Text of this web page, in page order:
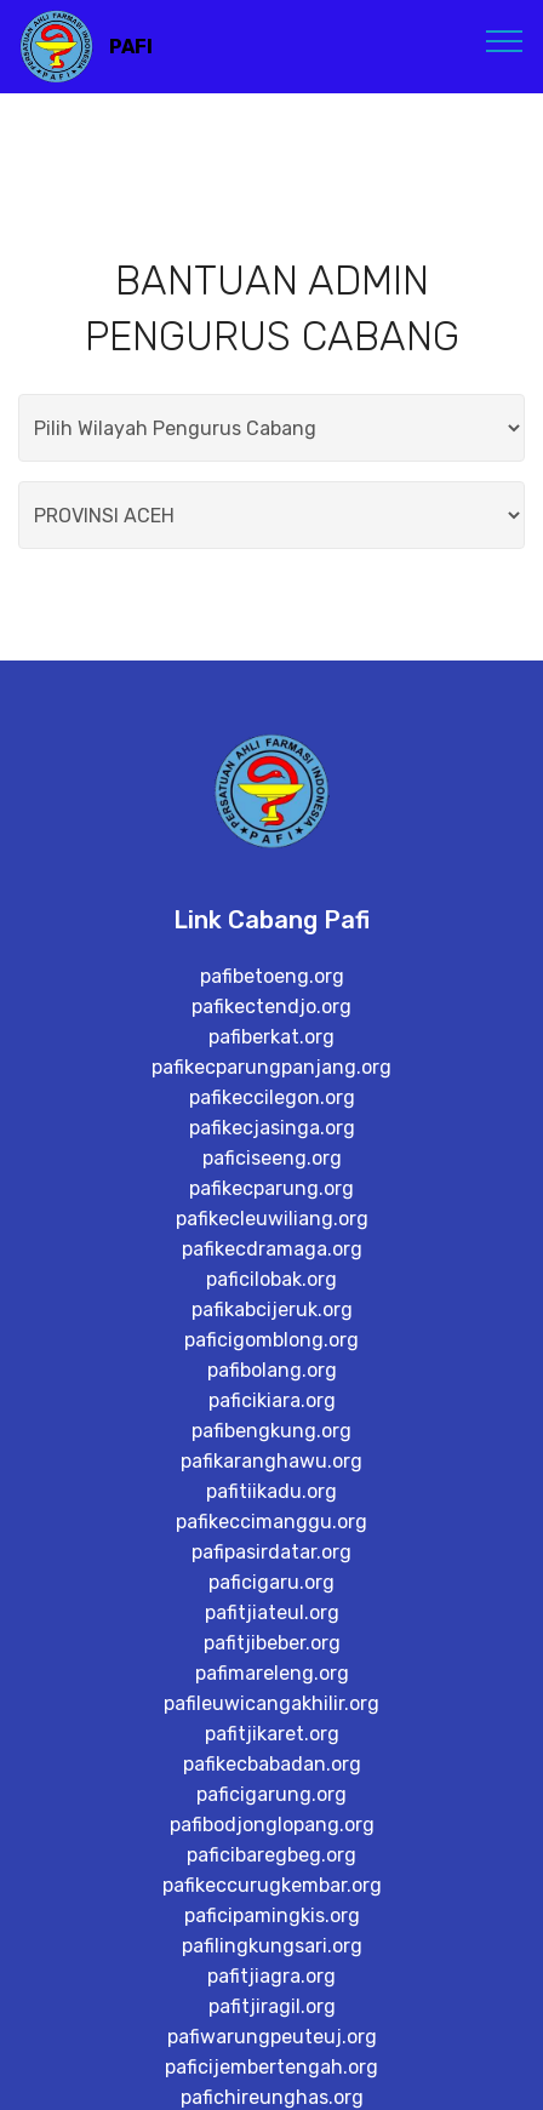
PAFI
BANTUAN ADMIN
PENGURUS CABANG
Link Cabang Pafi
pafibetoeng.org
pafikectendjo.org
pafiberkat.org
pafikecparungpanjang.org
pafikeccilegon.org
pafikecjasinga.org
paficiseeng.org
pafikecparung.org
pafikecleuwiliang.org
pafikecdramaga.org
paficilobak.org
pafikabcijeruk.org
paficigomblong.org
pafibolang.org
paficikiara.org
pafibengkung.org
pafikaranghawu.org
pafitiikadu.org
pafikeccimanggu.org
pafipasirdatar.org
paficigaru.org
pafitjiateul.org
pafitjibeber.org
pafimareleng.org
pafileuwicangakhilir.org
pafitjikaret.org
pafikecbabadan.org
paficigarung.org
pafibodjonglopang.org
paficibaregbeg.org
pafikeccurugkembar.org
paficipamingkis.org
pafilingkungsari.org
pafitjiagra.org
pafitjiragil.org
pafiwarungpeuteuj.org
paficijembertengah.org
pafichireunghas.org